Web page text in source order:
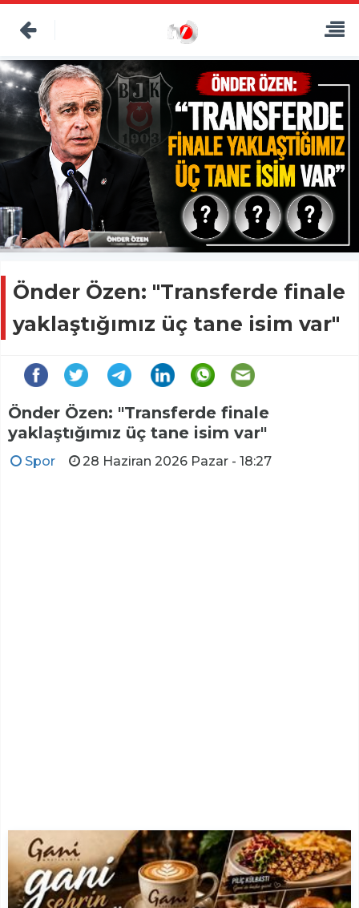
Önder Özen: "Transferde finale
yaklaştığımız üç tane isim var"
Önder Özen: "Transferde finale
yaklaştığımız üç tane isim var"
Spor 28 Haziran 2026 Pazar - 18:27